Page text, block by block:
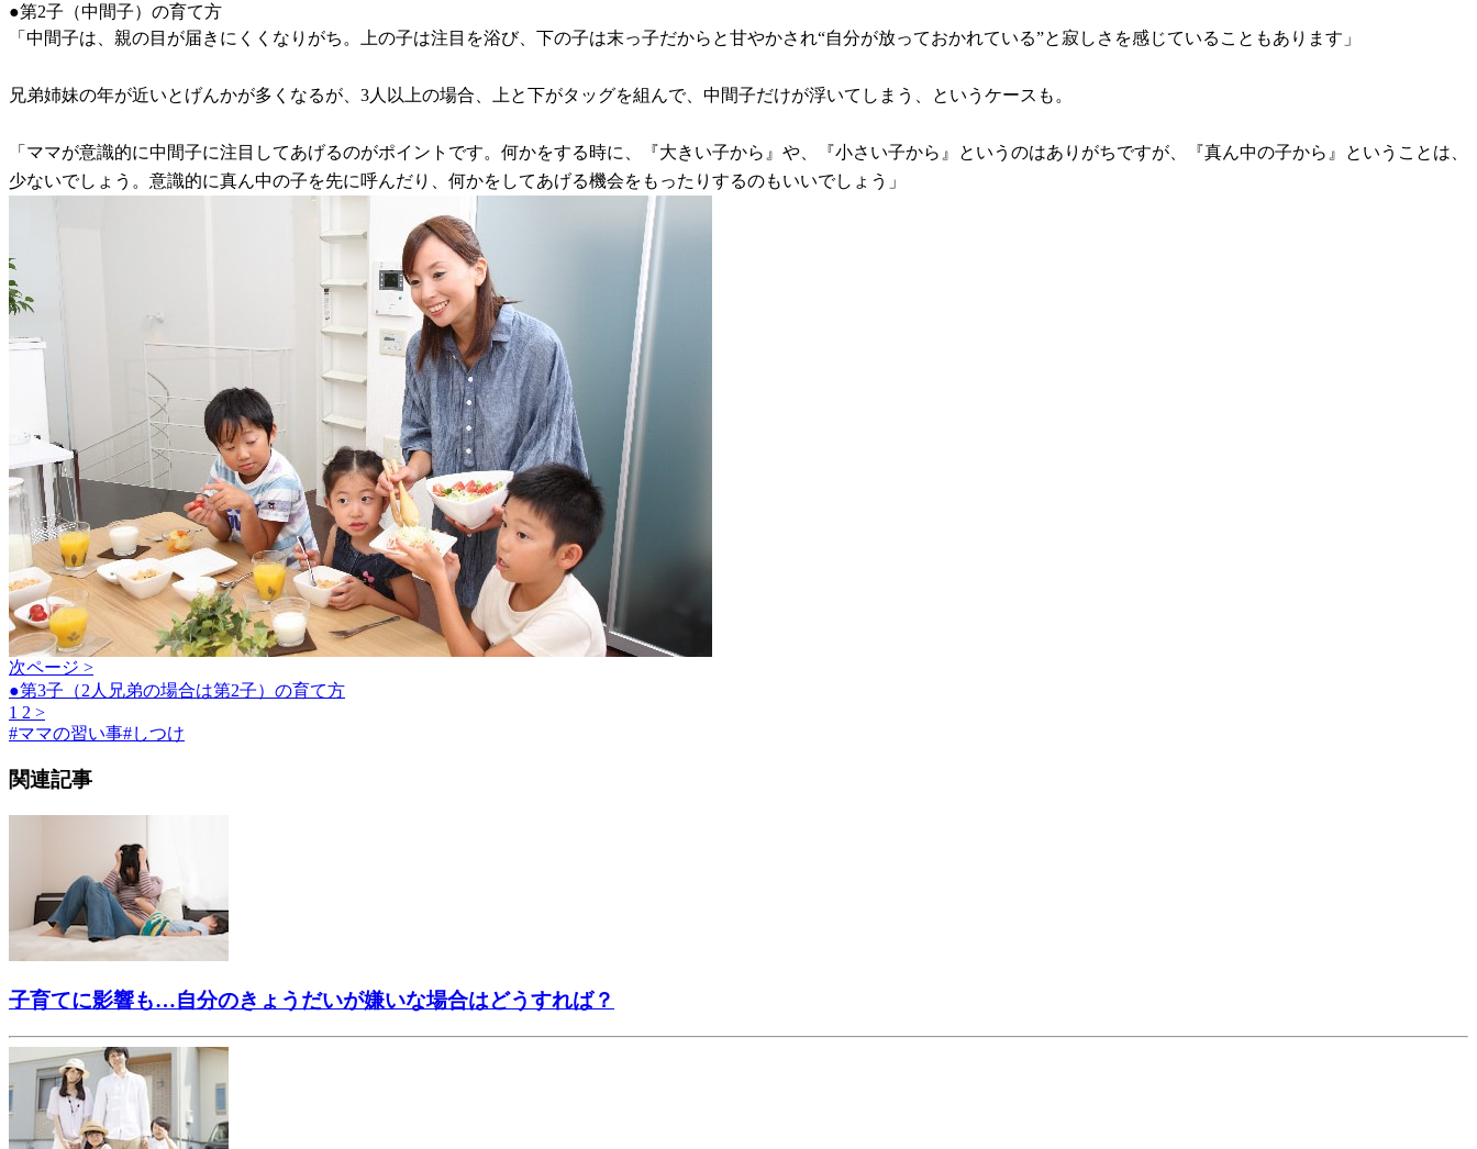
●第2子（中間子）の育て方
「中間子は、親の目が届きにくくなりがち。上の子は注目を浴び、下の子は末っ子だからと甘やかされ“自分が放っておかれている”と寂しさを感じていることもあります」
兄弟姉妹の年が近いとげんかが多くなるが、3人以上の場合、上と下がタッグを組んで、中間子だけが浮いてしまう、というケースも。
「ママが意識的に中間子に注目してあげるのがポイントです。何かをする時に、『大きい子から』や、『小さい子から』というのはありがちですが、『真ん中の子から』ということは、
少ないでしょう。意識的に真ん中の子を先に呼んだり、何かをしてあげる機会をもったりするのもいいでしょう」
次ページ >
●第3子（2人兄弟の場合は第2子）の育て方
1 2 >
#ママの習い事#しつけ
関連記事
子育てに影響も…自分のきょうだいが嫌いな場合はどうすれば？